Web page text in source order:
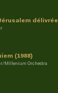
délivrée
(1988)
Millenium Orchestra